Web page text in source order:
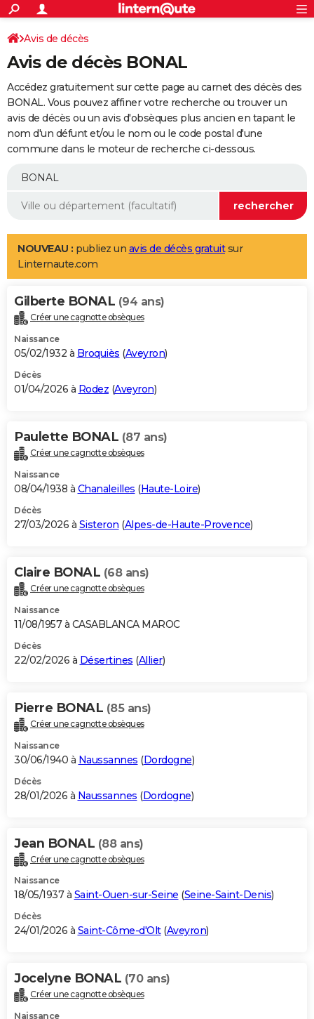
ACTUALITÉS
Politique
Société
Faits Divers
Education
Monde
Villes
+
SPORT
Coupe du monde 2026
Football
Tennis
Cyclisme
Rugby
Forum
Programme TV
TNT
Streaming
Cinéma
Sorties cinéma
Musique
+
FINANCE
Retraite
Epargne
Immobilier
Risques naturels par ville
Banque
Assurance
AUTO
Essais
Réserver un essai
Citadines
Berlines
SUV
Forum auto
+
Mobiles
Meilleur smartphone
Internet
Ordinateurs
Jeux vidéo
Guide high-tech
Aménagement intérieur
LIFESTYLE
Art de vivre
Bien-être
Loisirs
Mode
Modes de vie
Alimentation
Guide de la santé
Maladies
Médicaments
Sommeil
VOYAGE
Destinations
City break
Voyage nature
Voyage de noces
Forum
Climat
+PHOTO
GUIDES D'ACHAT
BONS PLANS
Carte de Noël
Carte Bonne année
Carte Saint-Valentin
Carte Pâques
Carte d'anniversaire
DICTIONNAIRE
Dictionnaire
Biographies
Citations
Expressions
Proverbes
PROGRAMME TV
S'inscrire
Se connecter
Lycées
Collèges
Primaires
Universités
Entreprises
Service militaire
Avis de recherche
AVIS DE DÉCÈS
Bricolage
Lifestyle
Culture
Sport
Auto
Television
Voyage
Cinema
Avis de décès
Avis de décès BONAL
Accédez gratuitement sur cette page au carnet des décès des
BONAL. Vous pouvez affiner votre recherche ou trouver un
avis de décès ou un avis d'obsèques plus ancien en tapant le
nom d'un défunt et/ou le nom ou le code postal d'une
commune dans le moteur de recherche ci-dessous.
NOUVEAU : publiez un avis de décès gratuitsur
Linternaute.com
Gilberte BONAL (94 ans)
Créer une cagnotte obsèques
Naissance
05/02/1932 à Broquiès (Aveyron)
Décès
01/04/2026 à Rodez (Aveyron)
Paulette BONAL (87 ans)
Créer une cagnotte obsèques
Naissance
08/04/1938 à Chanaleilles (Haute-Loire)
Décès
27/03/2026 à Sisteron (Alpes-de-Haute-Provence)
Claire BONAL (68 ans)
Créer une cagnotte obsèques
Naissance
11/08/1957 à CASABLANCA MAROC
Décès
22/02/2026 à Désertines (Allier)
Pierre BONAL (85 ans)
Créer une cagnotte obsèques
Naissance
30/06/1940 à Naussannes (Dordogne)
Décès
28/01/2026 à Naussannes (Dordogne)
Jean BONAL (88 ans)
Créer une cagnotte obsèques
Naissance
18/05/1937 à Saint-Ouen-sur-Seine (Seine-Saint-Denis)
Décès
24/01/2026 à Saint-Côme-d'Olt(Aveyron)
Jocelyne BONAL (70 ans)
Créer une cagnotte obsèques
Naissance